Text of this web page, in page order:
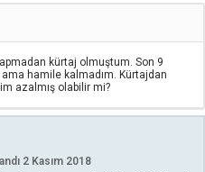
kürtaj olmuştum. Son 9
hamile kalmadım. Kürtajdan
azalmış olabilir mi?
2 Kasım 2018